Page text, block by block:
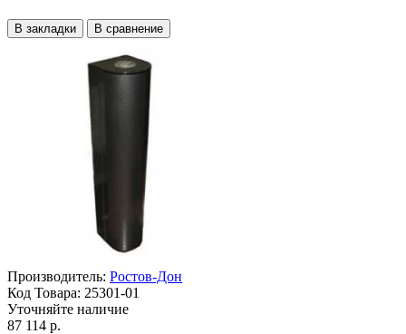
В закладки В сравнение
Производитель: Ростов-Дон
Код Товара: 25301-01
Уточняйте наличие
87 114 р.